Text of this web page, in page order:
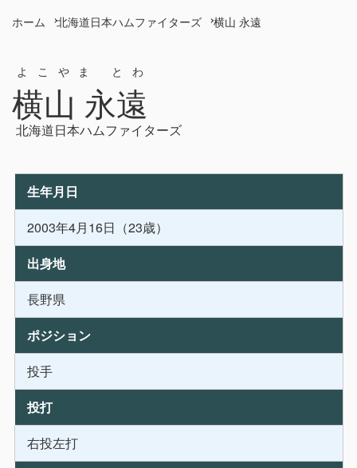
ホーム 北海道日本ハムファイターズ 横山 永遠
横山 永遠
よこやま とわ
北海道日本ハムファイターズ
生年月日
2003年4月16日（23歳）
出身地
長野県
ポジション
投手
投打
右投左打